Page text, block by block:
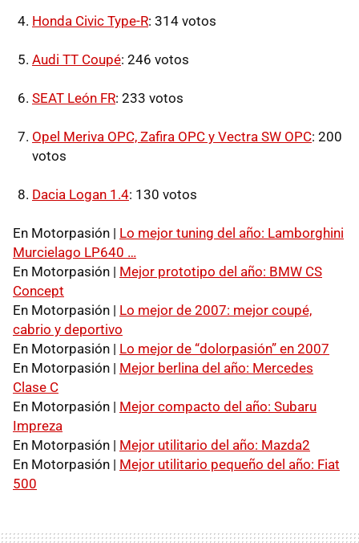
Honda Civic Type-R: 314 votos
Audi TT Coupé: 246 votos
SEAT León FR: 233 votos
Opel Meriva OPC, Zafira OPC y Vectra SW OPC: 200
votos
Dacia Logan 1.4: 130 votos
En Motorpasión | Lo mejor tuning del año: Lamborghini
Murcielago LP640 …
En Motorpasión | Mejor prototipo del año: BMW CS
Concept
En Motorpasión | Lo mejor de 2007: mejor coupé,
cabrio y deportivo
En Motorpasión | Lo mejor de “dolorpasión” en 2007
En Motorpasión | Mejor berlina del año: Mercedes
Clase C
En Motorpasión | Mejor compacto del año: Subaru
Impreza
En Motorpasión | Mejor utilitario del año: Mazda2
En Motorpasión | Mejor utilitario pequeño del año: Fiat
500